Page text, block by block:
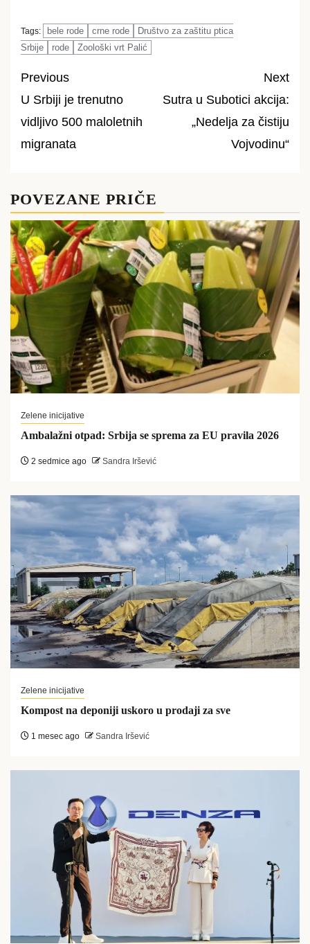
Tags: bele rode crne rode
Društvo za zaštitu ptica
Srbije
rode Zoološki vrt Palić
Post
navigation
Previous
U Srbiji je trenutno
vidljivo 500 maloletnih
migranata
Next
Sutra u Subotici akcija:
„Nedelja za čistiju
Vojvodinu“
POVEZANE PRIČE
Zelene inicijative
Ambalažni otpad: Srbija se sprema za EU pravila 2026
2 sedmice ago Sandra Iršević
Zelene inicijative
Kompost na deponiji uskoro u prodaji za sve
1 mesec ago Sandra Iršević